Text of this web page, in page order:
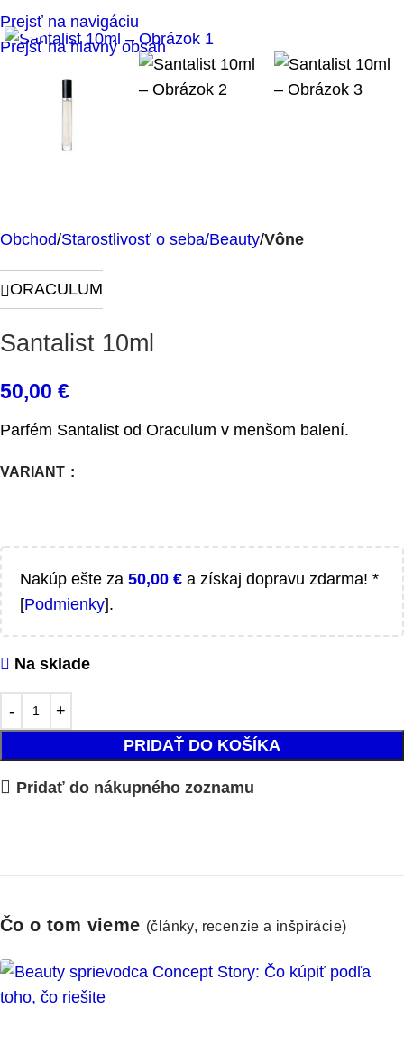
Prejsť na navigáciu
Prejsť na hlavný obsah
Klikni pre zväčšenie
Obchod Starostlivosť o seba/Beauty Vône
ORACULUM
Santalist 10ml
50,00 €
Parfém Santalist od Oraculum v menšom balení.
VARIANT
Nakúp ešte za 50,00 € a získaj dopravu zdarma! *
[Podmienky].
Na sklade
PRIDAŤ DO KOŠÍKA
Pridať do nákupného zoznamu
Čo o tom vieme (články, recenzie a inšpirácie)